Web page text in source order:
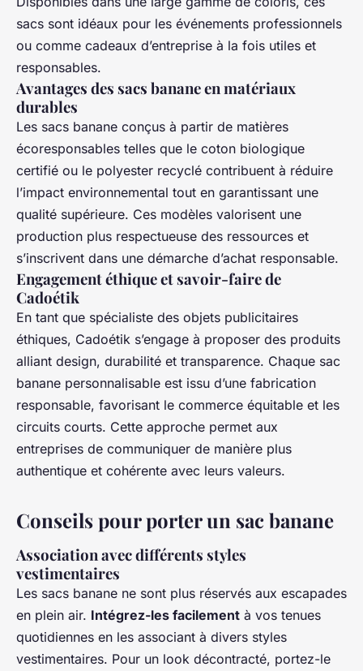
sacs sont idéaux pour les événements professionnels
ou comme cadeaux d’entreprise à la fois utiles et
responsables.
Avantages des sacs banane en matériaux
durables
Les sacs banane conçus à partir de matières
écoresponsables telles que le coton biologique
certifié ou le polyester recyclé contribuent à réduire
l’impact environnemental tout en garantissant une
qualité supérieure. Ces modèles valorisent une
production plus respectueuse des ressources et
s’inscrivent dans une démarche d’achat responsable.
Engagement éthique et savoir-faire de
Cadoétik
En tant que spécialiste des objets publicitaires
éthiques, Cadoétik s’engage à proposer des produits
alliant design, durabilité et transparence. Chaque sac
banane personnalisable est issu d’une fabrication
responsable, favorisant le commerce équitable et les
circuits courts. Cette approche permet aux
entreprises de communiquer de manière plus
authentique et cohérente avec leurs valeurs.
Conseils pour porter un sac banane
Association avec différents styles
vestimentaires
Les sacs banane ne sont plus réservés aux escapades
en plein air. Intégrez-les facilement à vos tenues
quotidiennes en les associant à divers styles
vestimentaires. Pour un look décontracté, portez-le